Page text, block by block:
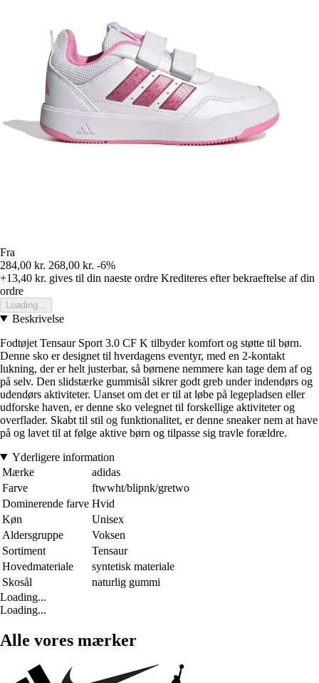
Fra
284,00 kr. 268,00 kr. -6%
+13,40 kr. gives til din naeste ordre Krediteres efter bekraeftelse af din
ordre
Loading...
Beskrivelse
Fodtøjet Tensaur Sport 3.0 CF K tilbyder komfort og støtte til børn.
Denne sko er designet til hverdagens eventyr, med en 2-kontakt
lukning, der er helt justerbar, så børnene nemmere kan tage dem af og
på selv. Den slidstærke gummisål sikrer godt greb under indendørs og
udendørs aktiviteter. Uanset om det er til at løbe på legepladsen eller
udforske haven, er denne sko velegnet til forskellige aktiviteter og
overflader. Skabt til stil og funktionalitet, er denne sneaker nem at have
på og lavet til at følge aktive børn og tilpasse sig travle forældre.
Yderligere information
Mærke
adidas
Farve
ftwwht/blipnk/gretwo
Dominerende farve Hvid
Køn
Unisex
Aldersgruppe
Voksen
Sortiment
Tensaur
Hovedmateriale
syntetisk materiale
Skosål
naturlig gummi
Loading...
Loading...
Alle vores mærker